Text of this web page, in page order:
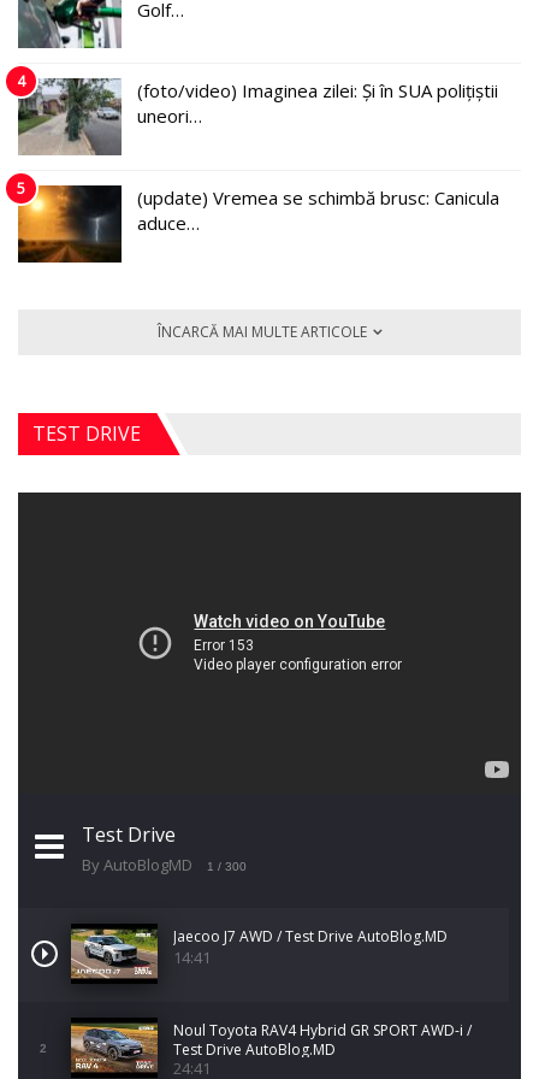
Golf…
4
(foto/video) Imaginea zilei: Și în SUA polițiștii
uneori…
5
(update) Vremea se schimbă brusc: Canicula
aduce…
ÎNCARCĂ MAI MULTE ARTICOLE
TEST DRIVE
Test Drive
By AutoBlogMD 1 / 300
Jaecoo J7 AWD / Test Drive AutoBlog.MD
14:41
2
Noul Toyota RAV4 Hybrid GR SPORT AWD-i /
Test Drive AutoBlog.MD
24:41